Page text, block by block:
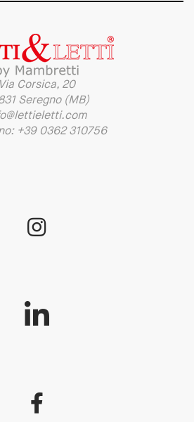
Via Corsica, 20
Seregno (MB)
+39 0362 310756